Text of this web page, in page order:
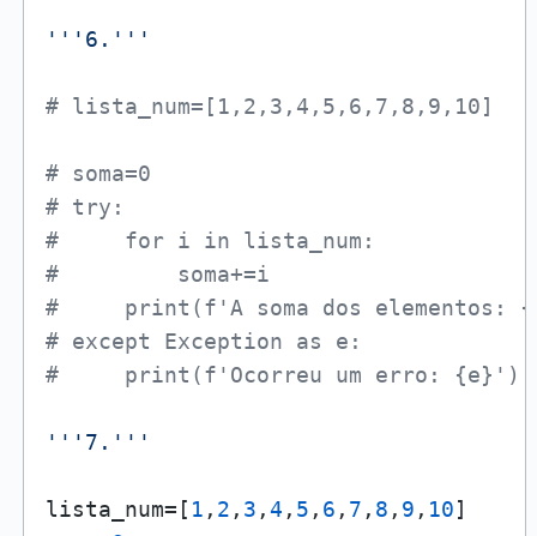
'''6.'''
# lista_num=[1,2,3,4,5,6,7,8,9,10]
# soma=0
# try:
#     for i in lista_num:
#         soma+=i
#     print(f'A soma dos elementos:
# except Exception as e:
#     print(f'Ocorreu um erro: {e}')
'''7.'''
lista_num=[ 1 , 2 , 3 ,4 , 5 , 6 , 7 , 8 , 9 , 10]